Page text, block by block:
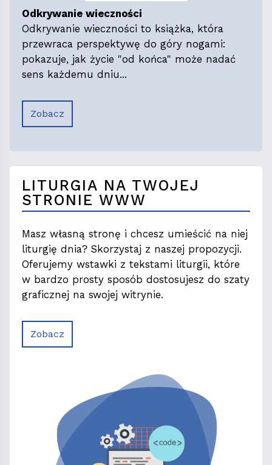
Odkrywanie wieczności
Odkrywanie wieczności to książka, która
przewraca perspektywę do góry nogami:
pokazuje, jak życie "od końca" może nadać
sens każdemu dniu...
Zobacz
LITURGIA NA TWOJEJ
STRONIE WWW
Masz własną stronę i chcesz umieścić na niej
liturgię dnia? Skorzystaj z naszej propozycji.
Oferujemy wstawki z tekstami liturgii, które
w bardzo prosty sposób dostosujesz do szaty
graficznej na swojej witrynie.
Zobacz